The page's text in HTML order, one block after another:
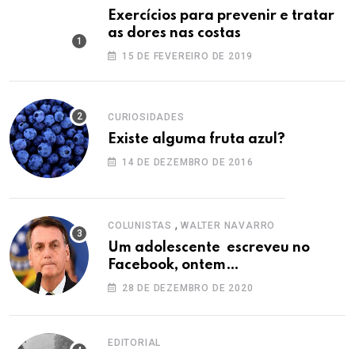
Exercícios para prevenir e tratar
as dores nas costas
15 DE FEVEREIRO DE 2019
CURIOSIDADES
Existe alguma fruta azul?
14 DE DEZEMBRO DE 2016
COLUNISTAS , WALTER NAVARRO
Um adolescente escreveu no
Facebook, ontem…
28 DE DEZEMBRO DE 2020
EDITORIAL